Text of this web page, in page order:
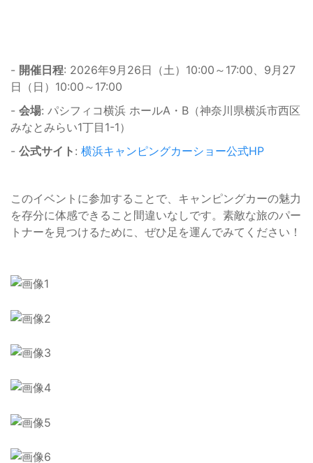
- 開催日程: 2026年9月26日（土）10:00～17:00、9月27
日（日）10:00～17:00
- 会場: パシフィコ横浜 ホールA・B（神奈川県横浜市西区
みなとみらい1丁目1-1）
- 公式サイト : 横浜キャンピングカーショー公式HP
このイベントに参加することで、キャンピングカーの魅力
を存分に体感できること間違いなしです。素敵な旅のパー
トナーを見つけるために、ぜひ足を運んでみてください！